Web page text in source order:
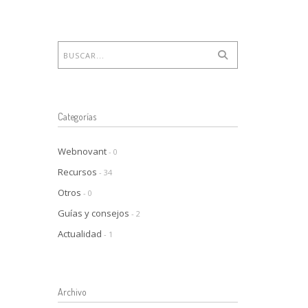
Categorías
Webnovant - 0
Recursos - 34
Otros - 0
Guías y consejos - 2
Actualidad - 1
Archivo